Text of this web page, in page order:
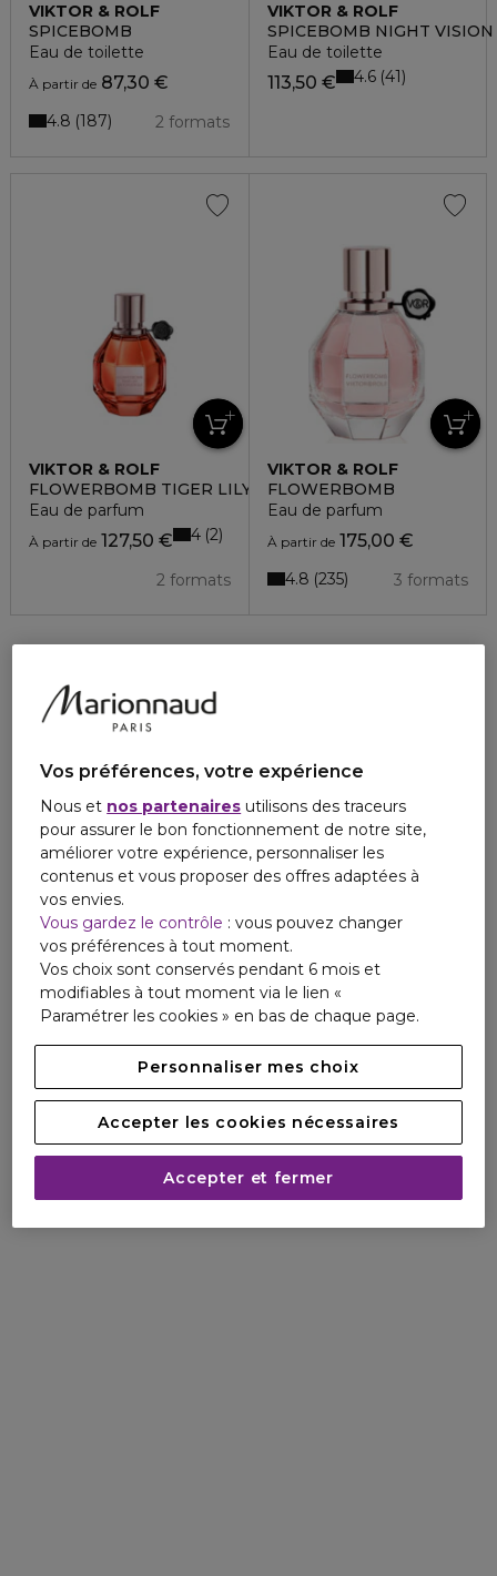
VIKTOR & ROLF
SPICEBOMB
Eau de toilette
À partir de 87,30 €
2 formats
4.8 187
VIKTOR & ROLF
SPICEBOMB NIGHT VISION
Eau de toilette
113,50 € 4.6 41
VIKTOR & ROLF
FLOWERBOMB TIGER LILY
Eau de parfum
À partir de 127,50 €
2 formats
4 2
VIKTOR & ROLF
FLOWERBOMB
Eau de parfum
À partir de175,00 €
3 formats
4.8 235
Vos préférences, votre expérience
Nous et nos partenaires utilisons des traceurs
pour assurer le bon fonctionnement de notre site,
améliorer votre expérience, personnaliser les
contenus et vous proposer des offres adaptées à
vos envies.
Vous gardez le contrôle : vous pouvez changer
vos préférences à tout moment.
Vos choix sont conservés pendant 6 mois et
modifiables à tout moment via le lien «
Paramétrer les cookies » en bas de chaque page.
Personnaliser mes choix
Accepter les cookies nécessaires
Accepter et fermer